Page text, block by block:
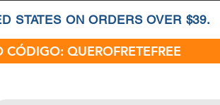
STATES ON ORDERS OVER $39.
CÓDIGO: QUEROFRETEFREE